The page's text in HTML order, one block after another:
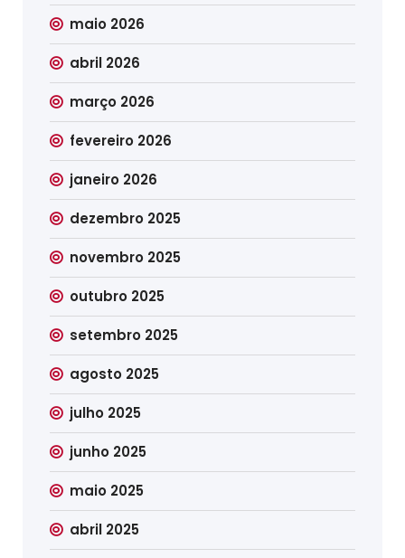
maio 2026
abril 2026
março 2026
fevereiro 2026
janeiro 2026
dezembro 2025
novembro 2025
outubro 2025
setembro 2025
agosto 2025
julho 2025
junho 2025
maio 2025
abril 2025